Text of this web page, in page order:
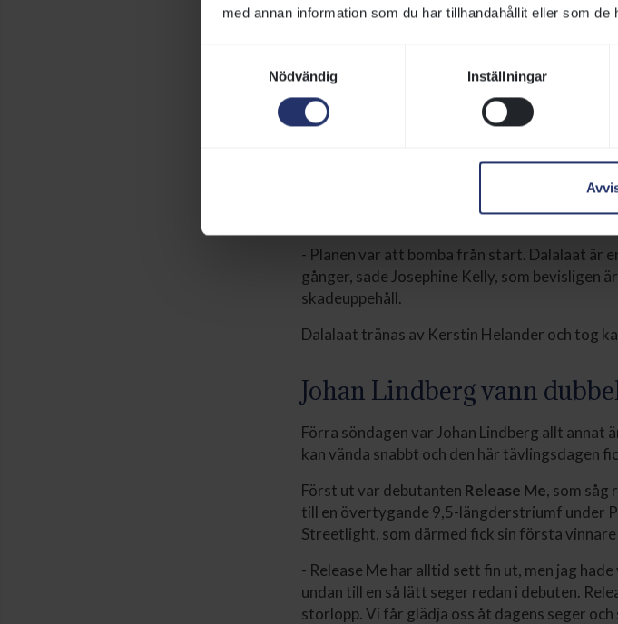
med annan information som du har tillhandahållit eller som
Nödvändig
Inställningar
Josephine laddade och vann
undan i ledningen och när mållinjen skars
- Planen var att bomba från start. Dalalaat är
gånger, sade Josephine Kelly, som
skadeuppehåll.
Dalalaat tränas av Kerstin Helander och tog
Johan Lindberg vann
Förra söndagen var Johan Lindberg allt annat
kan vända snabbt och den här tävlingsdagen
Först ut var debutanten Release Me, som såg
till en övertygande 9,5-längderstriumf under
Streetlight, som därmed fick sin första
- Release Me har alltid sett fin ut, men jag
undan till en så lätt seger redan i debuten.
storlopp. Vi får glädja oss åt dagens seger